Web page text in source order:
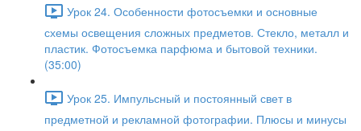
Урок 24. Особенности фотосъемки и основные
схемы освещения сложных предметов. Стекло, металл и
пластик. Фотосъемка парфюма и бытовой техники.
(35:00)
Урок 25. Импульсный и постоянный свет в
предметной и рекламной фотографии. Плюсы и минусы